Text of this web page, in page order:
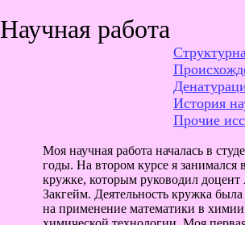
Научная работа
История
Прочие
Моя научная работа началась в
годы. На втором курсе я занимался
кружке, которым руководил
Закгейм. Деятельность кружка была
на применение математики в